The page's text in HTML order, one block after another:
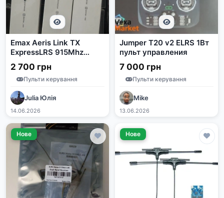
Emax Aeris Link TX
ExpressLRS 915Mhz
2000mW
2 700 грн
Пульти керування
Julia Юлія
14.06.2026
Jumper T20 v2 ELRS 1Вт
пульт управления
7 000 грн
Пульти керування
Mike
13.06.2026
Нове Нове